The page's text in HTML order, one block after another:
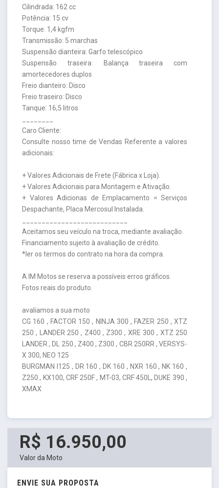
Cilindrada: 162 cc
Potência: 15 cv
Torque: 1,4 kgfm
Transmissão: 5 marchas
Suspensão dianteira: Garfo telescópico
Suspensão traseira: Balança traseira com
amortecedores duplos
Freio dianteiro: Disco
Freio traseiro: Disco
Tanque: 16,5 litros
Caro Cliente:
Consulte nosso time de Vendas Referente a valores
adicionais:
+ Valores Adicionais de Frete (Fábrica x Loja).
+ Valores Adicionais para Montagem e Ativação.
+ Valores Adicionas de Emplacamento = Serviços
Despachante, Placa Mercosul Instalada.
Aceitamos seu veículo na troca, mediante avaliação.
Financiamento sujeito à avaliação de crédito.
*ler os termos do contrato na hora da compra.
A IM Motos se reserva a possíveis erros gráficos.
Fotos reais do produto.
avaliamos a sua moto
CG 160 , FACTOR 150 , NINJA 300 , FAZER 250 , XTZ
250 , LANDER 250 , Z400 , Z300 , XRE 300 , XTZ 250
LANDER , DL 250 , Z400 , Z300 , CBR 250RR , VERSYS-
X 300, NEO 125
BURGMAN I125 , DR 160 , DK 160 , NXR 160 , NK 160 ,
Z250 , KX100, CRF 250F , MT-03, CRF 450L, DUKE 390 ,
XMAX
R$ 16.950,00
Valor da Moto
ENVIE SUA PROPOSTA